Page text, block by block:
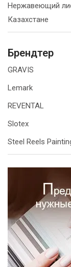
Нержавеющий
Казахстане
Брендтер
GRAVIS
Lemark
REVENTAL
Slotex
Steel Reels